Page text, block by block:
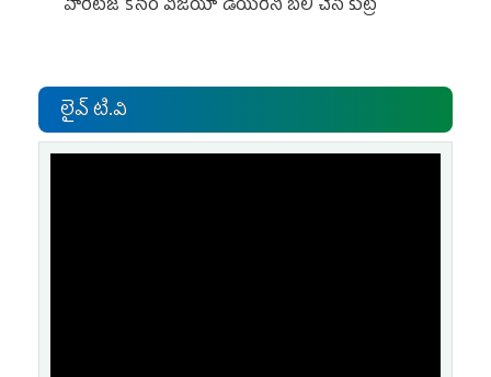
హెరిటేజ్ కోసం విజయా డెయిరీని బలి చేసే కుట్ర‌
లైవ్ టి.వి